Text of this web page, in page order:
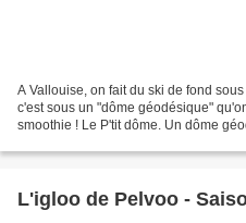
A Vallouise, on fait du ski de fond
c'est sous un "dôme géodésique"
smoothie ! Le P'tit dôme. Un dôme
L'igloo de Pelvoo -